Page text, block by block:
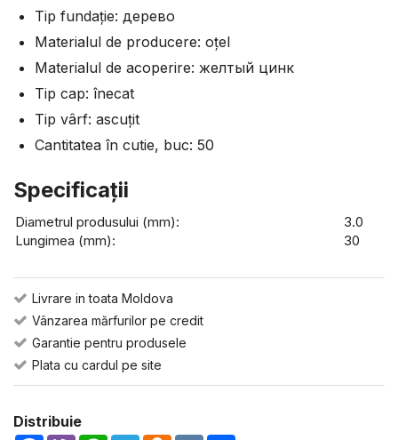
Tip fundație: дерево
Materialul de producere: оțel
Materialul de acoperire: желтый цинк
Tip cap: înecat
Tip vârf: ascuțit
Cantitatea în cutie, buc: 50
Specificaţii
Diametrul produsului (mm):
3.0
Lungimea (mm):
30
Livrare in toata Moldova
Vânzarea mărfurilor pe credit
Garantie pentru produsele
Plata cu cardul pe site
Distribuie